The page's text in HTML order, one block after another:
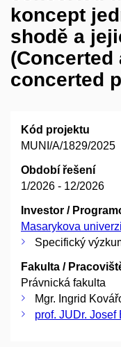
koncept
shodě a
(Concerted
concerted
Kód projektu
MUNI/A/1829/2025
Období řešení
1/2026 - 12/2026
Investor /
Masarykova
Specifický
Fakulta /
Právnická fakulta
Mgr. Ingrid
prof. JUDr. Josef